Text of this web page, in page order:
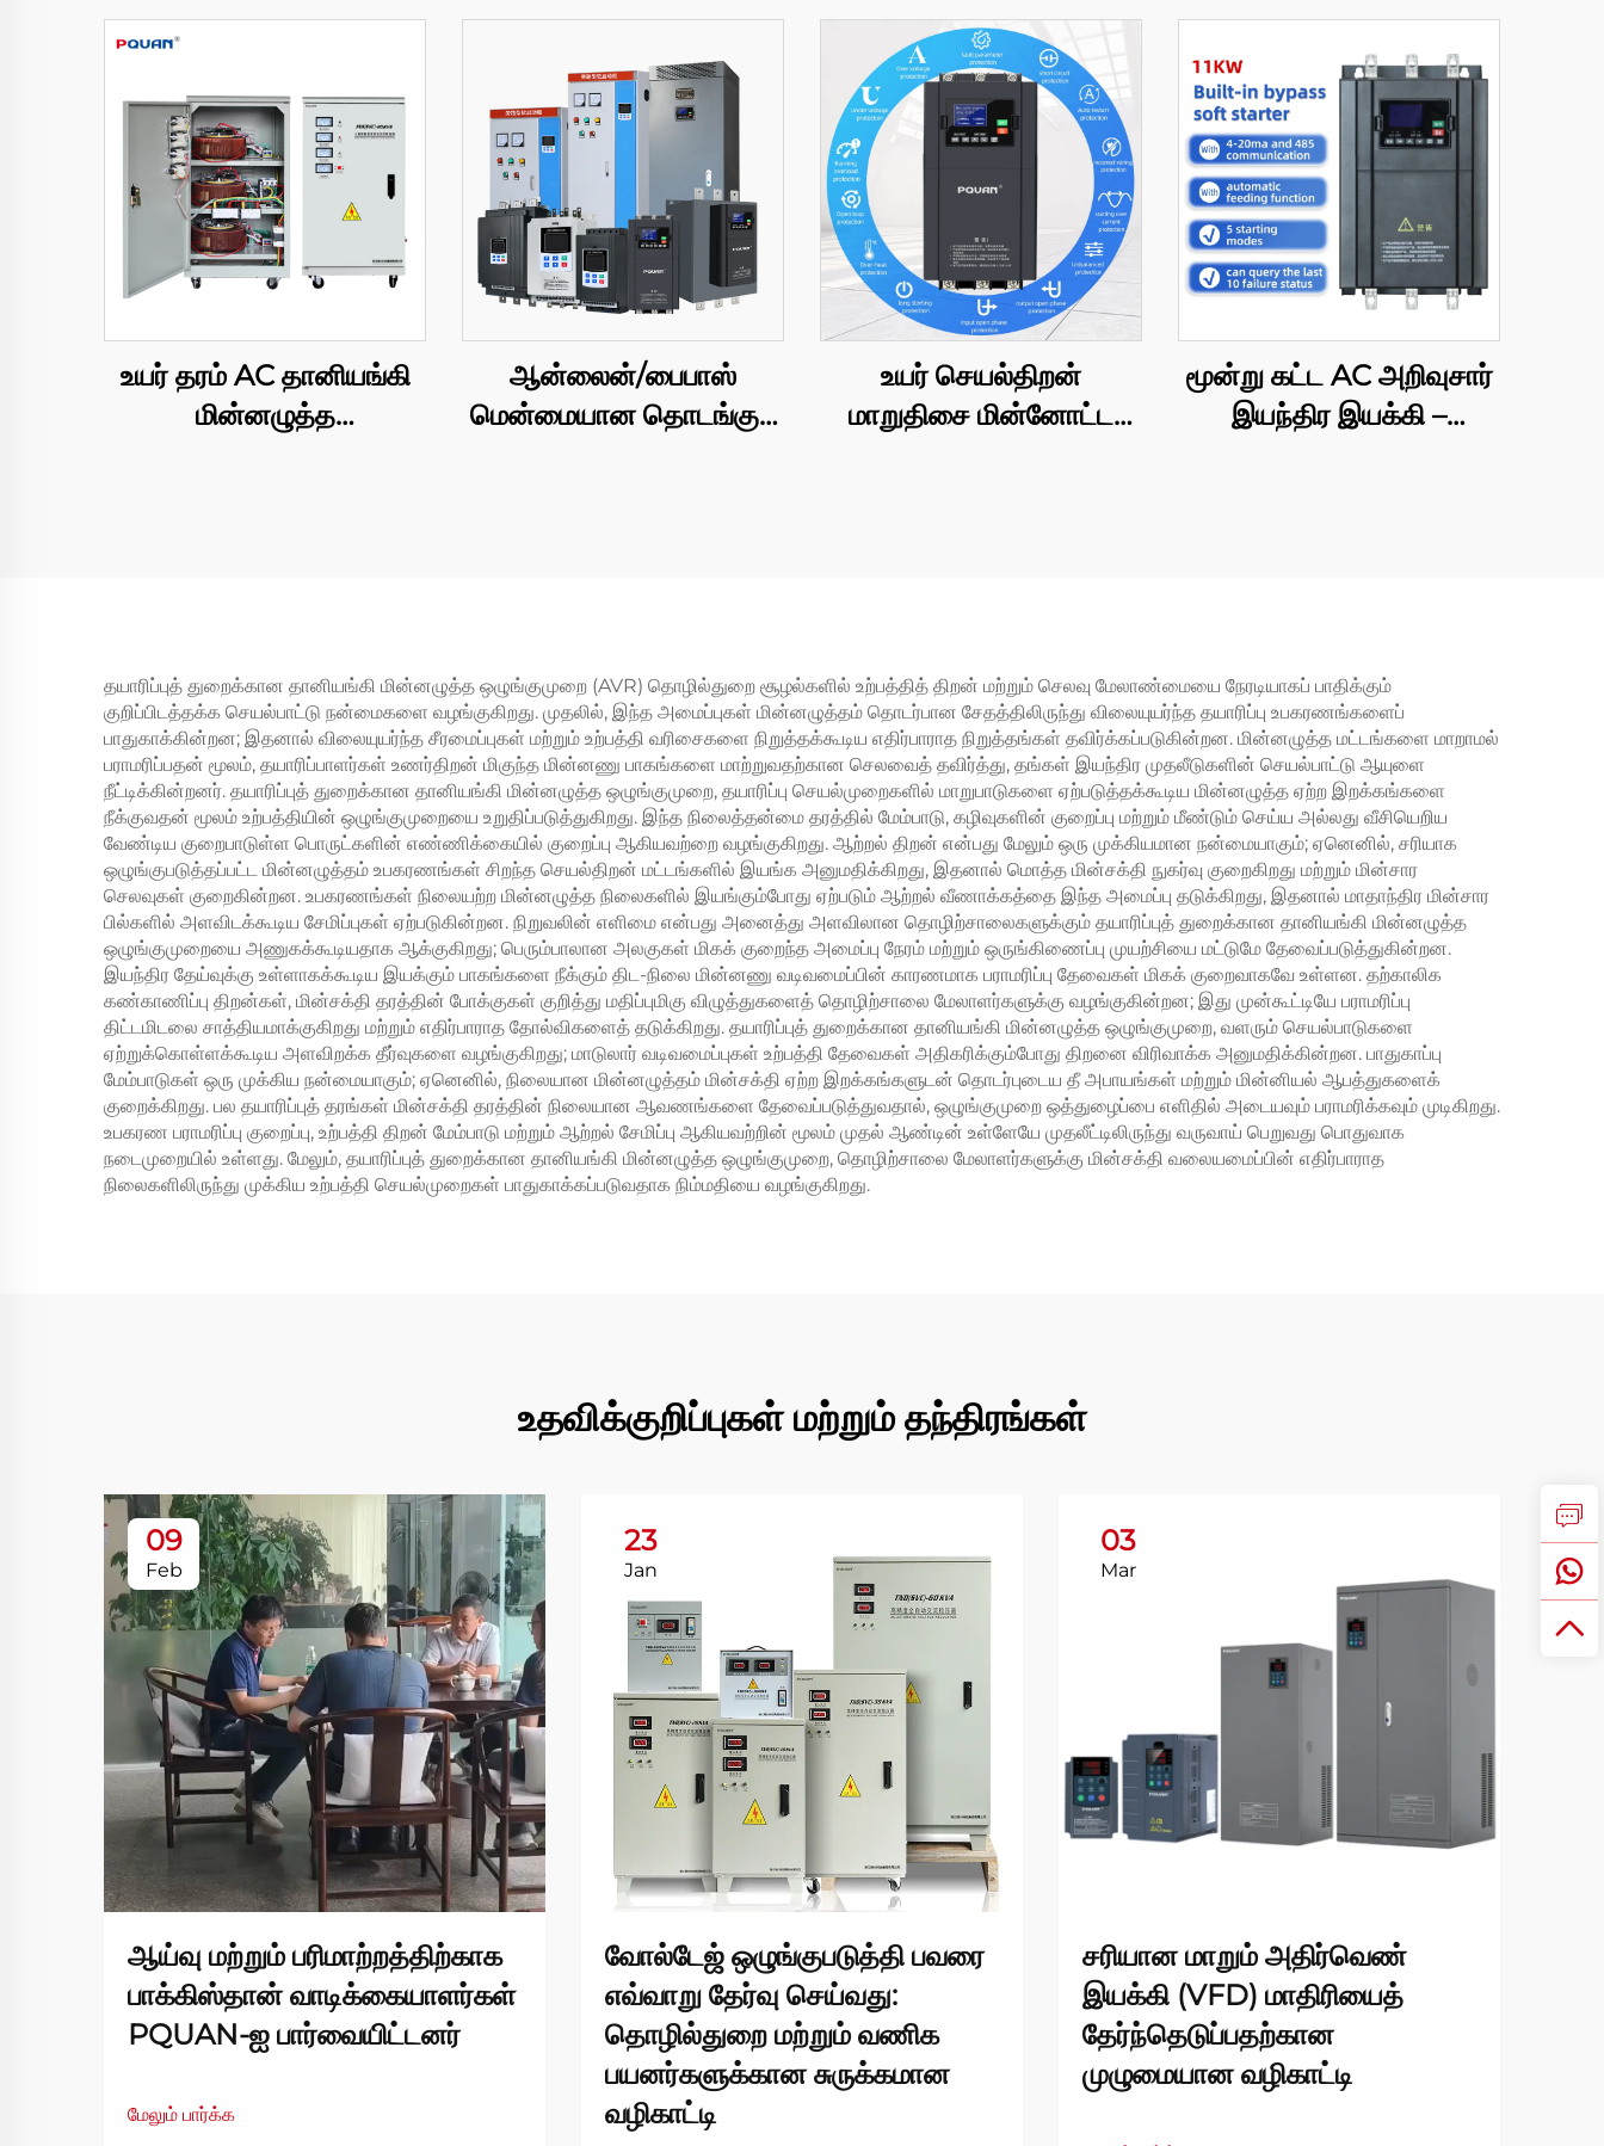
உயர் தரம் AC தானியங்கி
மின்னழுத்த
ஆன்லைன்/பைபாஸ்
மென்மையான தொடங்கும்
உயர் செயல்திறன்
மாறுதிசை மின்னோட்ட
மூன்று கட்ட AC அறிவுசார்
இயந்திர இயக்கி –
தயாரிப்புத் துறைக்கான தானியங்கி மின்னழுத்த ஒழுங்குமுறை (AVR) தொழில்துறை சூழல்களில் உற்பத்தித் திறன் மற்றும் செலவு மேலாண்மையை நேரடியாகப் பாதிக்கும்
குறிப்பிடத்தக்க செயல்பாட்டு நன்மைகளை வழங்குகிறது. முதலில், இந்த அமைப்புகள் மின்னழுத்தம் தொடர்பான சேதத்திலிருந்து விலையுயர்ந்த தயாரிப்பு உபகரணங்களைப்
பாதுகாக்கின்றன; இதனால் விலையுயர்ந்த சீரமைப்புகள் மற்றும் உற்பத்தி வரிசைகளை நிறுத்தக்கூடிய எதிர்பாராத நிறுத்தங்கள் தவிர்க்கப்படுகின்றன. மின்னழுத்த மட்டங்களை மாறாமல்
பராமரிப்பதன் மூலம், தயாரிப்பாளர்கள் உணர்திறன் மிகுந்த மின்னணு பாகங்களை மாற்றுவதற்கான செலவைத் தவிர்த்து, தங்கள் இயந்திர முதலீடுகளின் செயல்பாட்டு ஆயுளை
நீட்டிக்கின்றனர். தயாரிப்புத் துறைக்கான தானியங்கி மின்னழுத்த ஒழுங்குமுறை, தயாரிப்பு செயல்முறைகளில் மாறுபாடுகளை ஏற்படுத்தக்கூடிய மின்னழுத்த ஏற்ற இறக்கங்களை
நீக்குவதன் மூலம் உற்பத்தியின் ஒழுங்குமுறையை உறுதிப்படுத்துகிறது. இந்த நிலைத்தன்மை தரத்தில் மேம்பாடு, கழிவுகளின் குறைப்பு மற்றும் மீண்டும் செய்ய அல்லது வீசியெறிய
வேண்டிய குறைபாடுள்ள பொருட்களின் எண்ணிக்கையில் குறைப்பு ஆகியவற்றை வழங்குகிறது. ஆற்றல் திறன் என்பது மேலும் ஒரு முக்கியமான நன்மையாகும்; ஏனெனில், சரியாக
ஒழுங்குபடுத்தப்பட்ட மின்னழுத்தம் உபகரணங்கள் சிறந்த செயல்திறன் மட்டங்களில் இயங்க அனுமதிக்கிறது, இதனால் மொத்த மின்சக்தி நுகர்வு குறைகிறது மற்றும் மின்சார
செலவுகள் குறைகின்றன. உபகரணங்கள் நிலையற்ற மின்னழுத்த நிலைகளில் இயங்கும்போது ஏற்படும் ஆற்றல் வீணாக்கத்தை இந்த அமைப்பு தடுக்கிறது, இதனால் மாதாந்திர மின்சார
பில்களில் அளவிடக்கூடிய சேமிப்புகள் ஏற்படுகின்றன. நிறுவலின் எளிமை என்பது அனைத்து அளவிலான தொழிற்சாலைகளுக்கும் தயாரிப்புத் துறைக்கான தானியங்கி மின்னழுத்த
ஒழுங்குமுறையை அணுகக்கூடியதாக ஆக்குகிறது; பெரும்பாலான அலகுகள் மிகக் குறைந்த அமைப்பு நேரம் மற்றும் ஒருங்கிணைப்பு முயற்சியை மட்டுமே தேவைப்படுத்துகின்றன.
இயந்திர தேய்வுக்கு உள்ளாகக்கூடிய இயக்கும் பாகங்களை நீக்கும் திட-நிலை மின்னணு வடிவமைப்பின் காரணமாக பராமரிப்பு தேவைகள் மிகக் குறைவாகவே உள்ளன. தற்காலிக
கண்காணிப்பு திறன்கள், மின்சக்தி தரத்தின் போக்குகள் குறித்து மதிப்புமிகு விழுத்துகளைத் தொழிற்சாலை மேலாளர்களுக்கு வழங்குகின்றன; இது முன்கூட்டியே பராமரிப்பு
திட்டமிடலை சாத்தியமாக்குகிறது மற்றும் எதிர்பாராத தோல்விகளைத் தடுக்கிறது. தயாரிப்புத் துறைக்கான தானியங்கி மின்னழுத்த ஒழுங்குமுறை, வளரும் செயல்பாடுகளை
ஏற்றுக்கொள்ளக்கூடிய அளவிறக்க தீர்வுகளை வழங்குகிறது; மாடுலார் வடிவமைப்புகள் உற்பத்தி தேவைகள் அதிகரிக்கும்போது திறனை விரிவாக்க அனுமதிக்கின்றன. பாதுகாப்பு
மேம்பாடுகள் ஒரு முக்கிய நன்மையாகும்; ஏனெனில், நிலையான மின்னழுத்தம் மின்சக்தி ஏற்ற இறக்கங்களுடன் தொடர்புடைய தீ அபாயங்கள் மற்றும் மின்னியல் ஆபத்துகளைக்
குறைக்கிறது. பல தயாரிப்புத் தரங்கள் மின்சக்தி தரத்தின் நிலையான ஆவணங்களை தேவைப்படுத்துவதால், ஒழுங்குமுறை ஒத்துழைப்பை எளிதில் அடையவும் பராமரிக்கவும் முடிகிறது.
உபகரண பராமரிப்பு குறைப்பு, உற்பத்தி திறன் மேம்பாடு மற்றும் ஆற்றல் சேமிப்பு ஆகியவற்றின் மூலம் முதல் ஆண்டின் உள்ளேயே முதலீட்டிலிருந்து வருவாய் பெறுவது பொதுவாக
நடைமுறையில் உள்ளது. மேலும், தயாரிப்புத் துறைக்கான தானியங்கி மின்னழுத்த ஒழுங்குமுறை, தொழிற்சாலை மேலாளர்களுக்கு மின்சக்தி வலையமைப்பின் எதிர்பாராத
நிலைகளிலிருந்து முக்கிய உற்பத்தி செயல்முறைகள் பாதுகாக்கப்படுவதாக நிம்மதியை வழங்குகிறது.
உதவிக்குறிப்புகள் மற்றும் தந்திரங்கள்
09
Feb
ஆய்வு மற்றும் பரிமாற்றத்திற்காக
பாக்கிஸ்தான் வாடிக்கையாளர்கள்
PQUAN-ஐ பார்வையிட்டனர்
மேலும் பார்க்க
23
Jan
வோல்டேஜ் ஒழுங்குபடுத்தி பவரை
எவ்வாறு தேர்வு செய்வது:
தொழில்துறை மற்றும் வணிக
பயனர்களுக்கான சுருக்கமான
வழிகாட்டி
03
Mar
சரியான மாறும் அதிர்வெண்
இயக்கி (VFD) மாதிரியைத்
தேர்ந்தெடுப்பதற்கான
முழுமையான வழிகாட்டி